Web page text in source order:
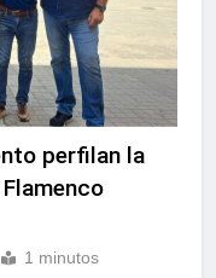
perfilan la
1 minutos